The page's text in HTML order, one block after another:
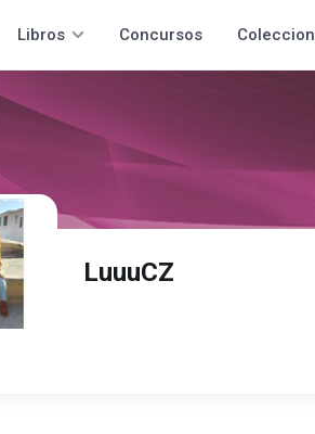
Libros Concursos
LuuuCZ